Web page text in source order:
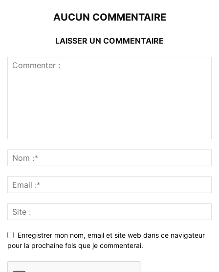
AUCUN COMMENTAIRE
LAISSER UN COMMENTAIRE
Enregistrer mon nom, email et site web dans ce navigateur
pour la prochaine fois que je commenterai.